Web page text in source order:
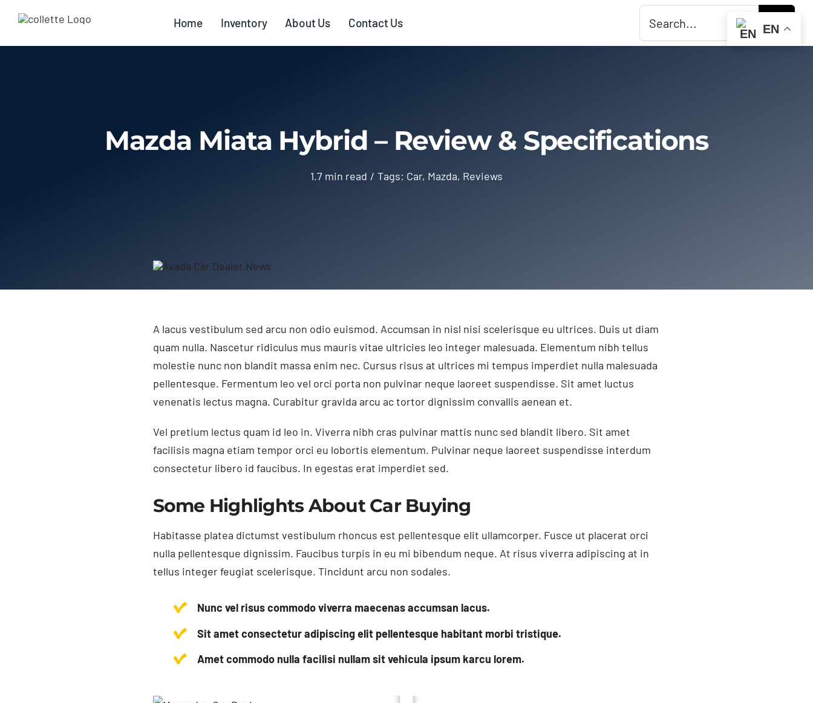
content
Home Inventory About Us Contact Us
for:
Mazda Miata Hybrid – Review & Specifications
1.7 min read / Tags: Car, Mazda, Reviews
A lacus vestibulum sed arcu non odio euismod. Accumsan in nisl nisi scelerisque eu ultrices. Duis ut diam
quam nulla. Nascetur ridiculus mus mauris vitae ultricies leo integer malesuada. Elementum nibh tellus
molestie nunc non blandit massa enim nec. Cursus risus at ultrices mi tempus imperdiet nulla malesuada
pellentesque. Fermentum leo vel orci porta non pulvinar neque laoreet suspendisse. Sit amet luctus
venenatis lectus magna. Curabitur gravida arcu ac tortor dignissim convallis aenean et.
Vel pretium lectus quam id leo in. Viverra nibh cras pulvinar mattis nunc sed blandit libero. Sit amet
facilisis magna etiam tempor orci eu lobortis elementum. Pulvinar neque laoreet suspendisse interdum
consectetur libero id faucibus. In egestas erat imperdiet sed.
Some Highlights About Car Buying
Habitasse platea dictumst vestibulum rhoncus est pellentesque elit ullamcorper. Fusce ut placerat orci
nulla pellentesque dignissim. Faucibus turpis in eu mi bibendum neque. At risus viverra adipiscing at in
tellus integer feugiat scelerisque. Tincidunt arcu non sodales.
Nunc vel risus commodo viverra maecenas accumsan lacus.
Sit amet consectetur adipiscing elit pellentesque habitant morbi tristique.
Amet commodo nulla facilisi nullam sit vehicula ipsum karcu lorem.
EN